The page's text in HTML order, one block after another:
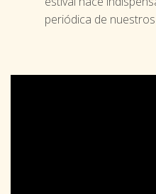
periódica de